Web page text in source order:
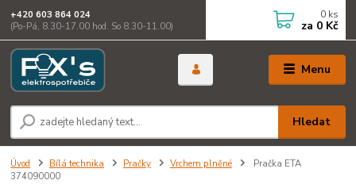
Menu
Hledat
+420 603 864 024
(Po-Pá, 8.30-17.00 hod. So 8.30-11.00)
0 ks
za 0 Kč
Úvod Bílá technika Pračky Vrchem plněné
Pračka ETA
374090000